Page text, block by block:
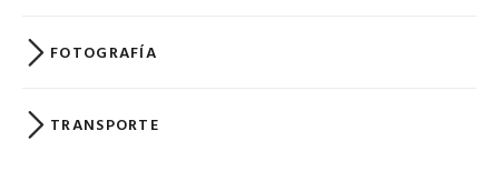
FOTOGRAFÍA
TRANSPORTE